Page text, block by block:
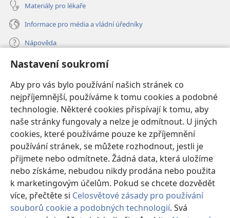
Nastavení soukromí
Aby pro vás bylo používání našich stránek co
nejpříjemnější, používáme k tomu cookies a podobné
technologie. Některé cookies přispívají k tomu, aby
naše stránky fungovaly a nelze je odmítnout. U jiných
cookies, které používáme pouze ke zpříjemnění
používání stránek, se můžete rozhodnout, jestli je
přijmete nebo odmítnete. Žádná data, která uložíme
nebo získáme, nebudou nikdy prodána nebo použita
k marketingovým účelům. Pokud se chcete dozvědět
více, přečtěte si Celosvětové zásady pro používání
souborů cookie a podobných technologií. Svá
Materiály pro lékaře
Informace pro média a vládní úředníky
Nápověda
Dary
nové
okno) ONLINE KNIHOVNA Strážné věže
(otevřeno
nové
okno)JW Hub®
(otevřeno
nové
okno)JW Library
Watchtower Library